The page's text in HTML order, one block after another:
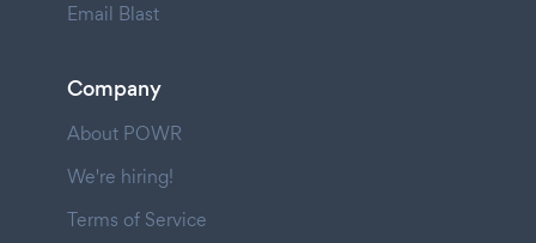
Email Blast
Company
About POWR
We're hiring!
Terms of Service